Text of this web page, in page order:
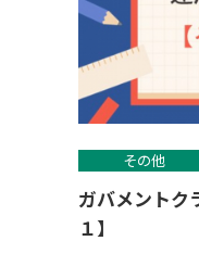
その他
ガバメントク
１】